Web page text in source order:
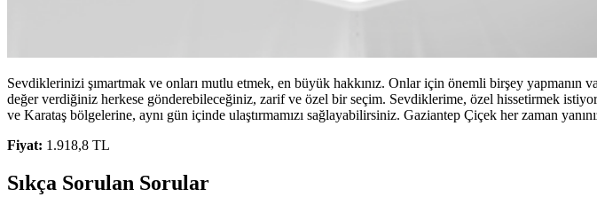
Sevdiklerinizi şımartmak ve onları mutlu etmek, en büyük hakkınız. Onlar için önemli birşey
değer verdiğiniz herkese gönderebileceğiniz, zarif ve özel bir seçim. Sevdiklerime, özel hissetirmek
ve Karataş bölgelerine, aynı gün içinde ulaştırmamızı sağlayabilirsiniz. Gaziantep Çiçek her zaman
Fiyat: 1.918,8 TL
Sıkça Sorulan Sorular